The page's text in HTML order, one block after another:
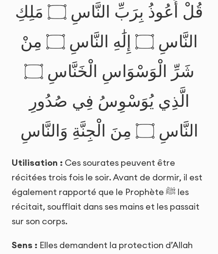
قُلْ أَعُوذُ بِرَبِّ النَّاسِ ۝ مَلِكِ
النَّاسِ ۝ إِلَٰهِ النَّاسِ ۝ مِنْ
شَرِّ الْوَسْوَاسِ الْخَنَّاسِ ۝
الَّذِي يُوَسْوِسُ فِي صُدُورِ
النَّاسِ ۝ مِنَ الْجِنَّةِ وَالنَّاسِ
Utilisation : Ces sourates peuvent être
récitées trois fois le soir. Avant de dormir, il est
également rapporté que le Prophète ﷺ les
récitait, soufflait dans ses mains et les passait
sur son corps.
Sens : Elles demandent la protection d’Allah